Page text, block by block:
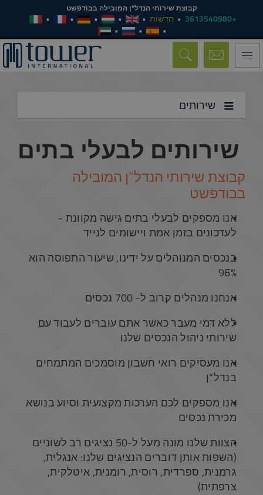
קבוצת שירותי הנדל"ן המובילה בבודפשט
+3613540980 חֲדָשׁוֹת
Toggle
navigation
שירותים
שירותים לבעלי בתים
קבוצת שירותי הנדל"ן המובילה
בבודפשט
אנו מספקים לבעלי בתים גישה מקוונת -
לעדכונים בזמן אמת ויישומים לנייד
בנכסים המנוהלים על ידינו, שיעור התפוסה הוא
96%
אנחנו מנהלים קרוב ל- 700 נכסים
ללא דמי מעבר כאשר אתם עוברים לעבוד עם
שירותי ניהול הנכסים שלנו
אנו מעסיקים רואי חשבון מוסמכים המתמחים
בנדל"ן
אנו מספקים לכם הערכות מקצועית וסיוע בנושא
מכירת נכסים
הצוות שלנו מונה מעל ל-50 נציגים רב לשוניים
(השפות אותן דוברים הנציגים שלנו: אנגלית,
גרמנית, ספרדית, רוסית, רומנית, איטלקית,
צרפתית)